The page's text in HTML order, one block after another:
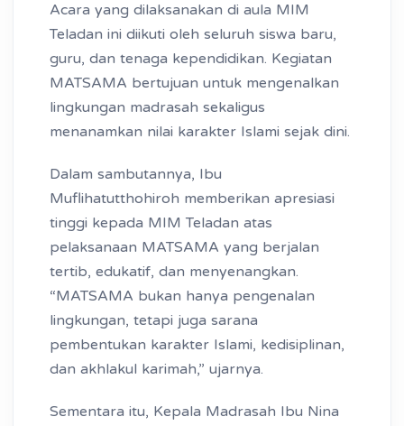
Acara yang dilaksanakan di aula MIM
Teladan ini diikuti oleh seluruh siswa baru,
guru, dan tenaga kependidikan. Kegiatan
MATSAMA bertujuan untuk mengenalkan
lingkungan madrasah sekaligus
menanamkan nilai karakter Islami sejak dini.
Dalam sambutannya, Ibu
Muflihatutthohiroh memberikan apresiasi
tinggi kepada MIM Teladan atas
pelaksanaan MATSAMA yang berjalan
tertib, edukatif, dan menyenangkan.
“MATSAMA bukan hanya pengenalan
lingkungan, tetapi juga sarana
pembentukan karakter Islami, kedisiplinan,
dan akhlakul karimah,” ujarnya.
Sementara itu, Kepala Madrasah Ibu Nina